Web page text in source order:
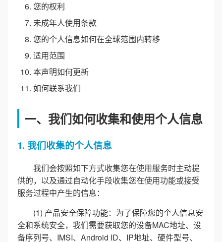
您的权利
未成年人使用条款
您的个人信息如何在全球范围内转移
适用范围
本声明如何更新
如何联系我们
一、我们如何收集和使用个人信息
1. 我们收集的个人信息
我们会按照如下方式收集您在使用服务时主动提
供的，以及通过自动化手段收集您在使用功能或接受
服务过程中产生的信息：
(1) 产品安全保障功能：为了保障您的个人信息安
全和系统安全，我们需要获取您的设备MAC地址、设
备序列号、IMSI、Android ID、IP地址、硬件型号、